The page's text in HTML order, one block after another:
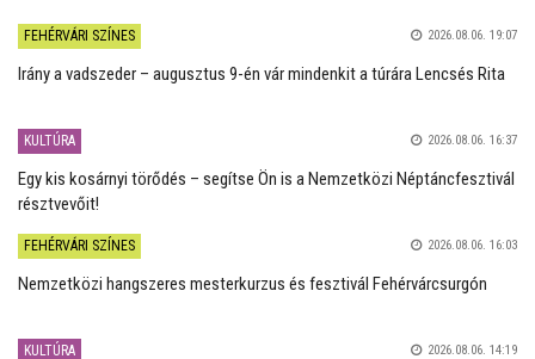
FEHÉRVÁRI SZÍNES 2026.08.06. 19:07
Irány a vadszeder – augusztus 9-én vár mindenkit a túrára Lencsés Rita
KULTÚRA 2026.08.06. 16:37
Egy kis kosárnyi törődés – segítse Ön is a Nemzetközi Néptáncfesztivál
résztvevőit!
FEHÉRVÁRI SZÍNES 2026.08.06. 16:03
Nemzetközi hangszeres mesterkurzus és fesztivál Fehérvárcsurgón
KULTÚRA 2026.08.06. 14:19